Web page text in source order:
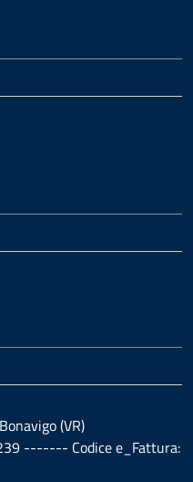
(VR)
------- Codice e_Fattura: